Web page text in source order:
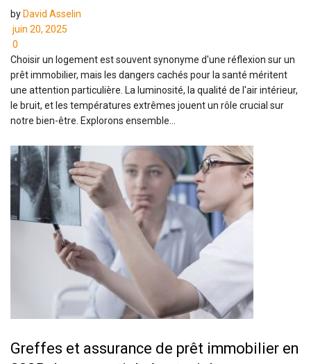
by David Asselin
juin 20, 2025
0
Choisir un logement est souvent synonyme d'une réflexion sur un
prêt immobilier, mais les dangers cachés pour la santé méritent
une attention particulière. La luminosité, la qualité de l'air intérieur,
le bruit, et les températures extrêmes jouent un rôle crucial sur
notre bien-être. Explorons ensemble...
Greffes et assurance de prêt immobilier en